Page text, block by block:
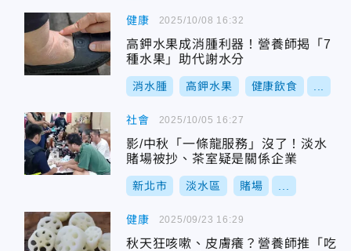
健康
高鉀水果成消腫利器！營養師揭「7
種水果」助代謝水分
消水腫 高鉀水果 健康飲食
2025/10/08 16:32
社會
影/中秋「一條龍服務」沒了！淡水
賭場被抄、茶室疑是關係企業
新北市 淡水區 賭場
2025/10/05 16:27
健康
秋天狂咳嗽、皮膚癢？營養師推「吃
2025/09/23 16:29